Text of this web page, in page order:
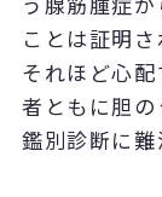
ことは証明
それほど心
者ともに胆の
鑑別診断に難